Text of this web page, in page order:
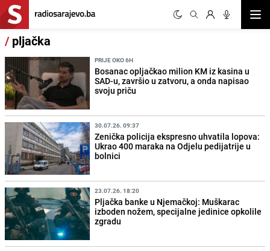
/ pljačka
PRIJE OKO 6H
Bosanac opljačkao milion KM iz kasina u
SAD-u, završio u zatvoru, a onda napisao
svoju priču
30.07.26. 09:37
Zenička policija ekspresno uhvatila lopova:
Ukrao 400 maraka na Odjelu pedijatrije u
bolnici
23.07.26. 18:20
Pljačka banke u Njemačkoj: Muškarac
izboden nožem, specijalne jedinice opkolile
zgradu